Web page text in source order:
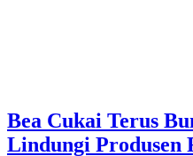
Bea Cukai Terus
Lindungi Produsen